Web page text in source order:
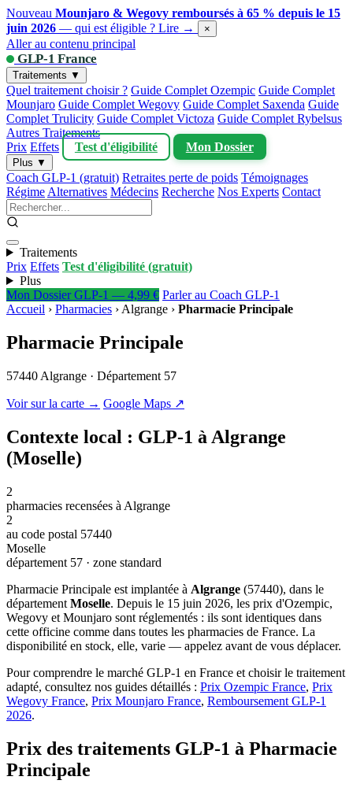
Nouveau Mounjaro & Wegovy remboursés à 65 % depuis le 15
juin 2026 — qui est éligible ? Lire → ×
Aller au contenu principal
GLP-1 France
Traitements ▼
Quel traitement choisir ? Guide Complet Ozempic Guide Complet
Mounjaro Guide Complet Wegovy Guide Complet Saxenda Guide
Complet Trulicity Guide Complet Victoza Guide Complet Rybelsus
Autres Traitements
Prix Effets Test d'éligibilité Mon Dossier
Plus ▼
Coach GLP-1 (gratuit) Retraites perte de poids Témoignages
Régime Alternatives Médecins Recherche Nos Experts Contact
Traitements
Prix Effets Test d'éligibilité (gratuit)
Plus
Mon Dossier GLP-1 — 4,99 € Parler au Coach GLP-1
Accueil › Pharmacies › Algrange › Pharmacie Principale
Pharmacie Principale
57440 Algrange · Département 57
Voir sur la carte → Google Maps ↗
Contexte local : GLP-1 à Algrange
(Moselle)
2
pharmacies recensées à Algrange
2
au code postal 57440
Moselle
département 57 · zone standard
Pharmacie Principale est implantée à Algrange (57440), dans le
département Moselle. Depuis le 15 juin 2026, les prix d'Ozempic,
Wegovy et Mounjaro sont réglementés : ils sont identiques dans
cette officine comme dans toutes les pharmacies de France. La
disponibilité en stock, elle, varie — appelez avant de vous déplacer.
Pour comprendre le marché GLP-1 en France et choisir le traitement
adapté, consultez nos guides détaillés : Prix Ozempic France, Prix
Wegovy France, Prix Mounjaro France, Remboursement GLP-1
2026.
Prix des traitements GLP-1 à Pharmacie
Principale